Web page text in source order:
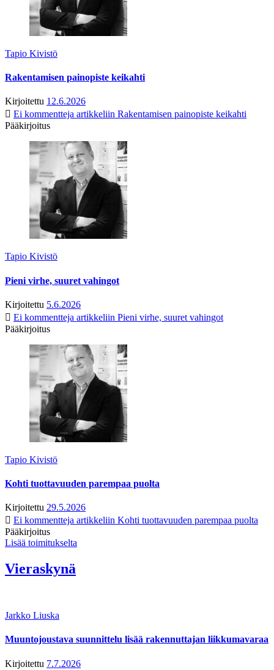
Tapio Kivistö
Rakentamisen painopiste keikahti
Kirjoitettu 12.6.2026
Ei kommentteja artikkeliin Rakentamisen painopiste keikahti
Pääkirjoitus
Tapio Kivistö
Pieni virhe, suuret vahingot
Kirjoitettu 5.6.2026
Ei kommentteja artikkeliin Pieni virhe, suuret vahingot
Pääkirjoitus
Tapio Kivistö
Kohti tuottavuuden parempaa puolta
Kirjoitettu 29.5.2026
Ei kommentteja artikkeliin Kohti tuottavuuden parempaa puolta
Pääkirjoitus
Lisää toimitukselta
Vieraskynä
Jarkko Liuska
Muuntojoustava suunnittelu lisää rakennuttajan liikkumavaraa
Kirjoitettu 7.7.2026